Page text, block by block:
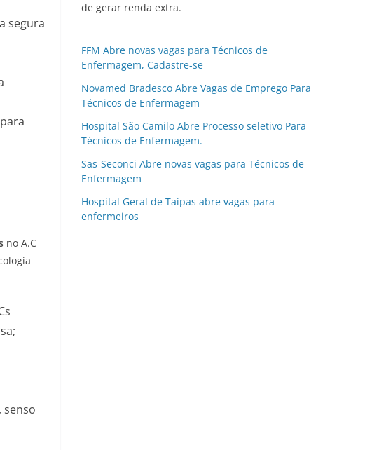
segura
no A.C
senso
de gerar renda extra.
FFM Abre novas vagas para Técnicos de
Enfermagem, Cadastre-se
Novamed Bradesco Abre Vagas de Emprego Para
Técnicos de Enfermagem
Hospital São Camilo Abre Processo seletivo Para
Técnicos de Enfermagem.
Sas-Seconci Abre novas vagas para Técnicos de
Enfermagem
Hospital Geral de Taipas abre vagas para
enfermeiros